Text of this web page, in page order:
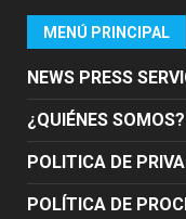
MENÚ PRINCIPAL
NEWS PRESS
¿QUIÉNES SOMOS?
POLITICA DE
POLÍTICA DE